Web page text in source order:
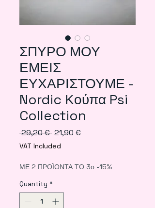
ΣΠΥΡΟ ΜΟΥ
ΕΜΕΙΣ
ΕΥΧΑΡΙΣΤΟΥΜΕ -
Nordic Κούπα Psi
Collection
29,20 € Regular
Price
21,90 €
VAT Included
ΜΕ 2 ΠΡΟΪΟΝΤΑ ΤΟ 3ο -15%
Quantity *